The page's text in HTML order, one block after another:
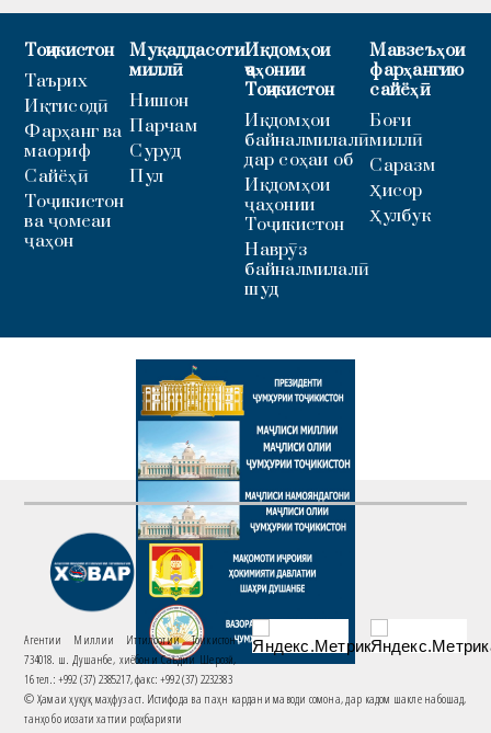
Тоҷикистон
Таърих
Иқтисодӣ
Фарҳанг ва
маориф
Сайёҳӣ
Тоҷикистон
ва ҷомеаи
ҷаҳон
Муқаддасоти
миллӣ
Нишон
Парчам
Суруд
Пул
Иқдомҳои
ҷаҳонии
Тоҷикистон
Иқдомҳои
байналмилалӣ
дар соҳаи об
Иқдомҳои
ҷаҳонии
Тоҷикистон
Наврӯз
байналмилалӣ
шуд
Мавзеъҳои
фарҳангию
сайёҳӣ
Боғи
миллӣ
Саразм
Ҳисор
Ҳулбук
Агентии Миллии Иттилоотии Тоҷикистон
734018. ш. Душанбе, хиёбони Саъдии Шерозӣ,
16 тел.: +992 (37) 2385217, факс: +992 (37) 2232383
© Ҳамаи ҳуқуқ маҳфуз аст. Истифода ва паҳн кардани маводи сомона, дар кадом шакле набошад,
танҳо бо иҷозати хаттии роҳбарияти